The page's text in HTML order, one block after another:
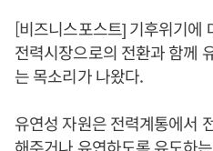
[비즈니스포스트] 기후위기에
전력시장으로의 전환과 함께
는 목소리가 나왔다.
유연성 자원은 전력계통에서